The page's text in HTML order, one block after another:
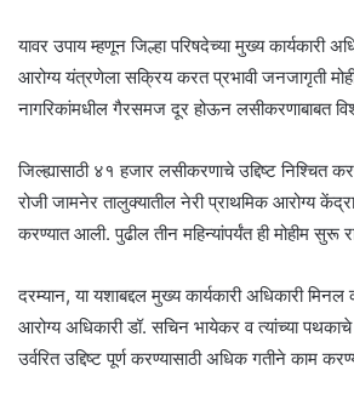
यावर उपाय म्हणून जिल्हा परिषदेच्या मुख्य कार्यकारी
आरोग्य यंत्रणेला सक्रिय करत प्रभावी जनजागृती
नागरिकांमधील गैरसमज दूर होऊन लसीकरणाबाबत
जिल्ह्यासाठी ४१ हजार लसीकरणाचे उद्दिष्ट निश्चित
रोजी जामनेर तालुक्यातील नेरी प्राथमिक आरोग्य
करण्यात आली. पुढील तीन महिन्यांपर्यंत ही मोहीम सुरू
दरम्यान, या यशाबद्दल मुख्य कार्यकारी अधिकारी मिनल
आरोग्य अधिकारी डॉ. सचिन भायेकर व त्यांच्या
उर्वरित उद्दिष्ट पूर्ण करण्यासाठी अधिक गतीने काम